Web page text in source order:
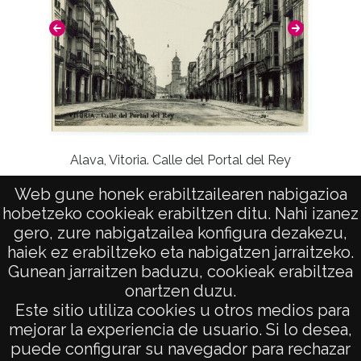
Web gune honek erabiltzailearen nabigazioa
hobetzeko cookieak erabiltzen ditu. Nahi izanez
gero, zure nabigatzailea konfigura dezakezu,
haiek ez erabiltzeko eta nabigatzen jarraitzeko.
Gunean jarraitzen baduzu, cookieak erabiltzea
onartzen duzu.
Este sitio utiliza cookies u otros medios para
mejorar la experiencia de usuario. Si lo desea,
puede configurar su navegador para rechazar
Alava, Vitoria. Calle del Portal del Rey
AVISO LEGAL
POLÍTICA DE PRIVACIDAD
ACCESIBILIDAD